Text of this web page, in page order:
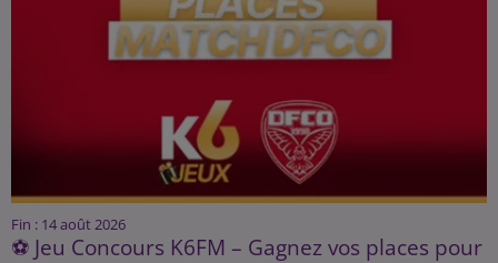
Fin : 14 août 2026
⚽ Jeu Concours K6FM – Gagnez vos places pour